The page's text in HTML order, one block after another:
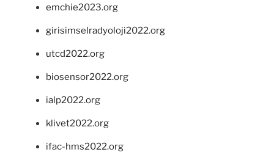
emchie2023.org
girisimselradyoloji2022.org
utcd2022.org
biosensor2022.org
ialp2022.org
klivet2022.org
ifac-hms2022.org